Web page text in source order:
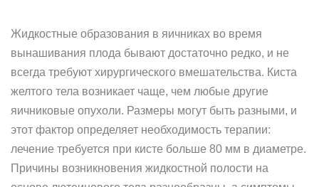
Жидкостные образования в яичниках во время
вынашивания плода бывают достаточно редко, и не
всегда требуют хирургического вмешательства. Киста
желтого тела возникает чаще, чем любые другие
яичниковые опухоли. Размеры могут быть разными, и
этот фактор определяет необходимость терапии:
лечение требуется при кисте больше 80 мм в диаметре.
Причины возникновения жидкостной полости на